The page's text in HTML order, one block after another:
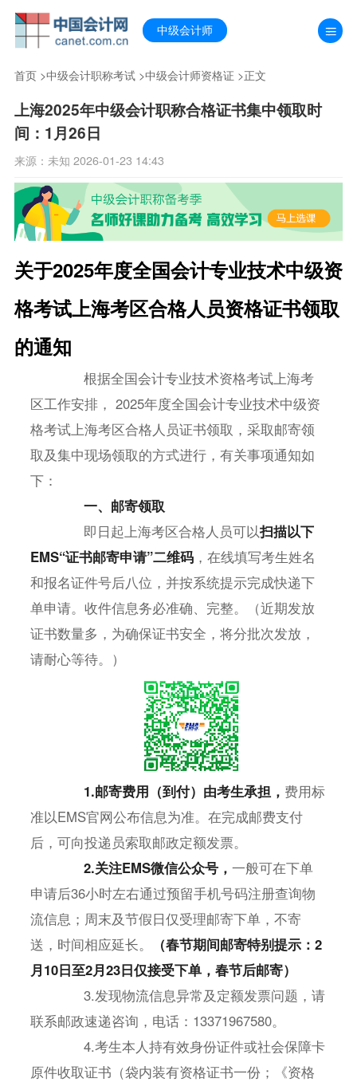
中级会计师
首页>中级会计职称考试>中级会计师资格证 >正文
上海2025年中级会计职称合格证书集中领取时
间：1月26日
来源：未知 2026-01-23 14:43
关于2025年度全国会计专业技术中级资
格考试上海考区合格人员资格证书领取
的通知
根据全国会计专业技术资格考试上海考
区工作安排， 2025年度全国会计专业技术中级资
格考试上海考区合格人员证书领取，采取邮寄领
取及集中现场领取的方式进行，有关事项通知如
下：
一、邮寄领取
即日起上海考区合格人员可以扫描以下
EMS“证书邮寄申请”二维码，在线填写考生姓名
和报名证件号后八位，并按系统提示完成快递下
单申请。收件信息务必准确、完整。（近期发放
证书数量多，为确保证书安全，将分批次发放，
请耐心等待。）
1.邮寄费用（到付）由考生承担， 费用标
准以EMS官网公布信息为准。在完成邮费支付
后，可向投递员索取邮政定额发票。
2.关注EMS微信公众号，一般可在下单
申请后36小时左右通过预留手机号码注册查询物
流信息；周末及节假日仅受理邮寄下单，不寄
送，时间相应延长。
（春节期间邮寄特别提示：2
月10日至2月23日仅接受下单，春节后邮寄）
3.发现物流信息异常及定额发票问题，请
联系邮政速递咨询，电话：13371967580。
4.考生本人持有效身份证件或社会保障卡
原件收取证书（袋内装有资格证书一份；《资格